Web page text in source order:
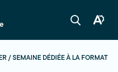
Ouvrir
Ouvrir
/ SEMAINE DÉDIÉE À LA